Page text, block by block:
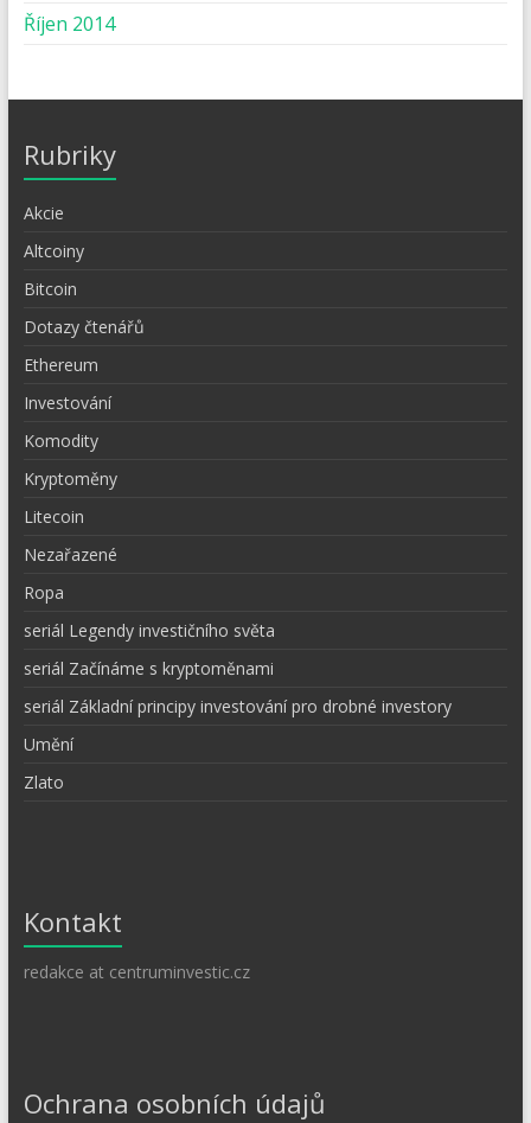
Říjen 2014
Rubriky
Akcie
Altcoiny
Bitcoin
Dotazy čtenářů
Ethereum
Investování
Komodity
Kryptoměny
Litecoin
Nezařazené
Ropa
seriál Legendy investičního světa
seriál Začínáme s kryptoměnami
seriál Základní principy investování pro drobné investory
Umění
Zlato
Kontakt
redakce at centruminvestic.cz
Ochrana osobních údajů